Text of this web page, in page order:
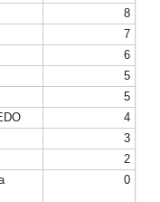
8
7
6
5
5
4
3
2
0